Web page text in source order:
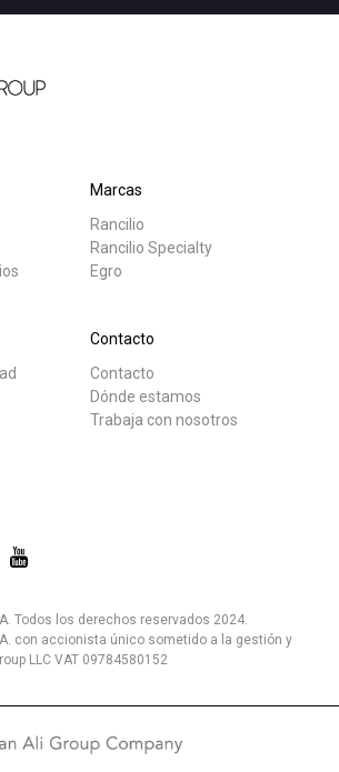
Marcas
Rancilio
Rancilio Specialty
Egro
Contacto
Contacto
Dónde estamos
Trabaja con nosotros
Todos los derechos reservados 2024.
con accionista único sometido a la gestión y
LLC VAT 09784580152